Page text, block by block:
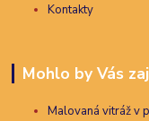
Kontakty
Mohlo by Vás
Malovaná vitráž v